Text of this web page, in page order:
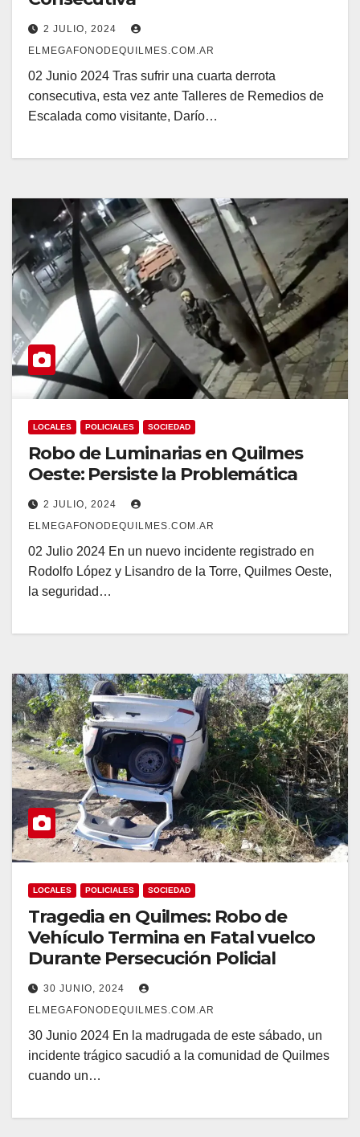
2 JULIO, 2024
ELMEGAFONODEQUILMES.COM.AR
02 Junio 2024 Tras sufrir una cuarta derrota
consecutiva, esta vez ante Talleres de Remedios de
Escalada como visitante, Darío…
LOCALES POLICIALES SOCIEDAD
Robo de Luminarias en Quilmes
Oeste: Persiste la Problemática
2 JULIO, 2024
ELMEGAFONODEQUILMES.COM.AR
02 Julio 2024 En un nuevo incidente registrado en
Rodolfo López y Lisandro de la Torre, Quilmes Oeste,
la seguridad…
LOCALES POLICIALES SOCIEDAD
Tragedia en Quilmes: Robo de
Vehículo Termina en Fatal vuelco
Durante Persecución Policial
30 JUNIO, 2024
ELMEGAFONODEQUILMES.COM.AR
30 Junio 2024 En la madrugada de este sábado, un
incidente trágico sacudió a la comunidad de Quilmes
cuando un…